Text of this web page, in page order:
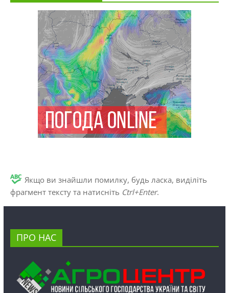
Якщо ви знайшли помилку, будь ласка, виділіть
фрагмент тексту та натисніть Ctrl+Enter.
ПРО НАС